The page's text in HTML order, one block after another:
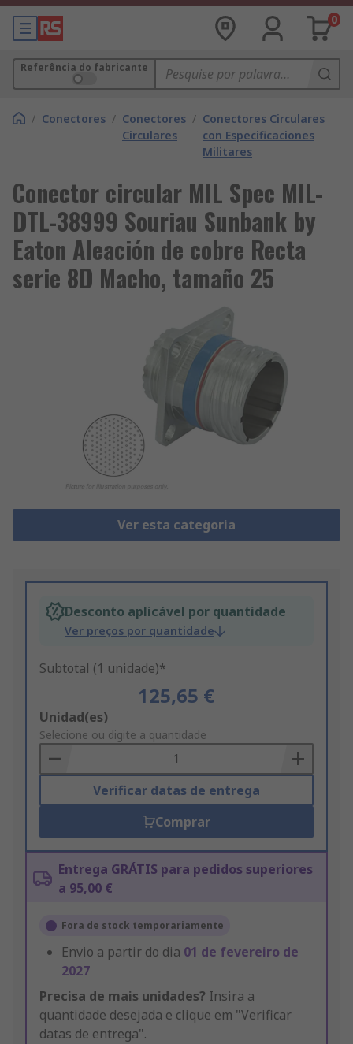
0
Referência do fabricante
/ Conectores / Conectores
Circulares
/ Conectores Circulares
con Especificaciones
Militares
Conector circular MIL Spec MIL-
DTL-38999 Souriau Sunbank by
Eaton Aleación de cobre Recta
serie 8D Macho, tamaño 25
Ver esta categoria
Desconto aplicável por quantidade
Ver preços por quantidade
Subtotal (1 unidade)*
125,65 €
Add
to
Basket
Unidad(es)
Selecione ou digite a quantidade
Verificar datas de entrega
Comprar
Entrega GRÁTIS para pedidos superiores
a 95,00 €
Fora de stock temporariamente
Envio a partir do dia 01 de fevereiro de
2027
Precisa de mais unidades? Insira a
quantidade desejada e clique em "Verificar
datas de entrega".